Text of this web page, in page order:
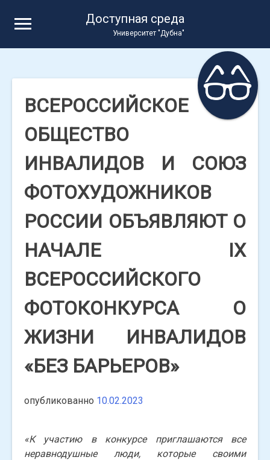
Доступная среда
Университет "Дубна"
ВСЕРОССИЙСКОЕ
ОБЩЕСТВО
ИНВАЛИДОВ И СОЮЗ
ФОТОХУДОЖНИКОВ
РОССИИ ОБЪЯВЛЯЮТ О
НАЧАЛЕ IX
ВСЕРОССИЙСКОГО
ФОТОКОНКУРСА О
ЖИЗНИ ИНВАЛИДОВ
«БЕЗ БАРЬЕРОВ»
опубликованно 10.02.2023
«К участию в конкурсе приглашаются все
неравнодушные люди, которые своими